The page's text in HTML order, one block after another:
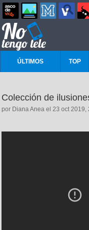
ÚLTIMOS TOP
Colección de
por Diana Anea el 23 oct 2019,